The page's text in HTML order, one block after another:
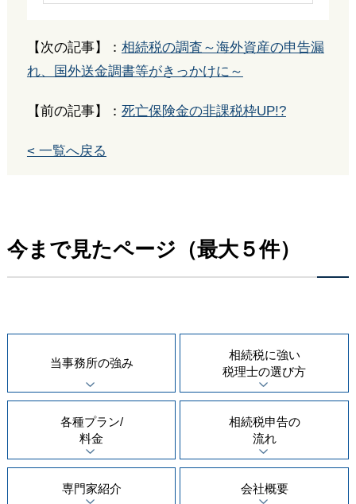
【次の記事】： 相続税の調査～海外資産の申告漏
れ、国外送金調書等がきっかけに～
【前の記事】： 死亡保険金の非課税枠UP!?
< 一覧へ戻る
今まで見たページ（最大５件）
当事務所の強み
相続税に強い
税理士の選び方
各種プラン/
料金
相続税申告の
流れ
専門家紹介 会社概要